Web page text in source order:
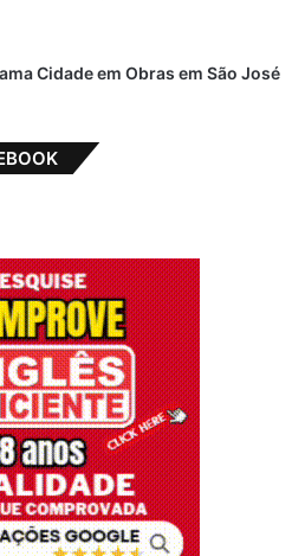
Cidade em Obras em São José